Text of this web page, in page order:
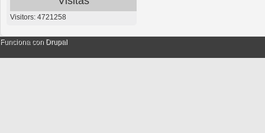
Visitors: 4721258
Funciona con Drupal